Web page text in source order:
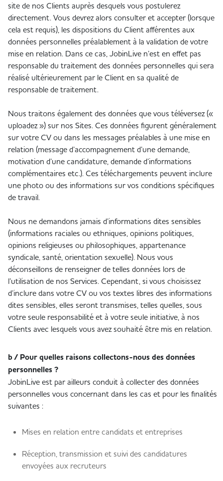
site de nos Clients auprès desquels vous postulerez
directement. Vous devrez alors consulter et accepter (lorsque
cela est requis), les dispositions du Client afférentes aux
données personnelles préalablement à la validation de votre
mise en relation. Dans ce cas, JobinLive n’est en effet pas
responsable du traitement des données personnelles qui sera
réalisé ultérieurement par le Client en sa qualité de
responsable de traitement.
Nous traitons également des données que vous téléversez («
uploadez ») sur nos Sites. Ces données figurent généralement
sur votre CV ou dans les messages préalables à une mise en
relation (message d’accompagnement d’une demande,
motivation d’une candidature, demande d’informations
complémentaires etc.). Ces téléchargements peuvent inclure
une photo ou des informations sur vos conditions spécifiques
de travail.
Nous ne demandons jamais d’informations dites sensibles
(informations raciales ou ethniques, opinions politiques,
opinions religieuses ou philosophiques, appartenance
syndicale, santé, orientation sexuelle). Nous vous
déconseillons de renseigner de telles données lors de
l’utilisation de nos Services. Cependant, si vous choisissez
d’inclure dans votre CV ou vos textes libres des informations
dites sensibles, elles seront transmises, telles quelles, sous
votre seule responsabilité et à votre seule initiative, à nos
Clients avec lesquels vous avez souhaité être mis en relation.
b / Pour quelles raisons collectons-nous des données
personnelles ?
JobinLive est par ailleurs conduit à collecter des données
personnelles vous concernant dans les cas et pour les finalités
suivantes :
Mises en relation entre candidats et entreprises
Réception, transmission et suivi des candidatures
envoyées aux recruteurs